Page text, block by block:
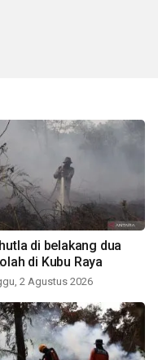
di belakang dua
di Kubu Raya
2 Agustus 2026